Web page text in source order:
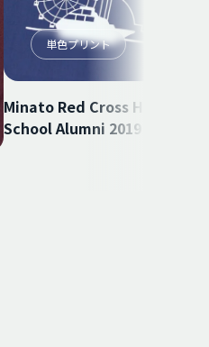
単色プリント
Minato Red Cross Hospital
School Alumni 2019